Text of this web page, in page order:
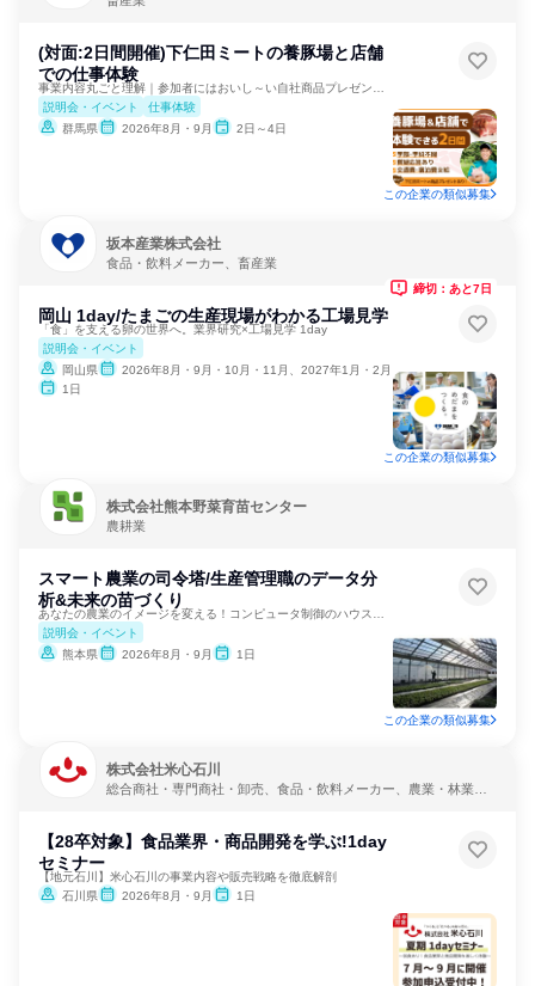
(対面:2日間開催)下仁田ミートの養豚場と店舗
での仕事体験
説明会・イベント
仕事体験
群馬県
2026年8月・9月 2日～4日
この企業の類似募集
坂本産業株式会社
食品・飲料メーカー、畜産業
岡山 1day/たまごの生産現場がわかる工場見学
「食」を支える卵の世界へ。業界研究×工場見学 1day
説明会・イベント
岡山県
2026年8月・9月・10月・11月、2027年1月・2月
1日
締切：あと7日
この企業の類似募集
株式会社熊本野菜育苗センター
農耕業
スマート農業の司令塔/生産管理職のデータ分
析&未来の苗づくり
説明会・イベント
熊本県
2026年8月・9月 1日
この企業の類似募集
株式会社米心石川
総合商社・専門商社・卸売、食品・飲料メーカー、農業・林業・
【28卒対象】食品業界・商品開発を学ぶ!1day
セミナー
【地元石川】米心石川の事業内容や販売戦略を徹底解剖
石川県
2026年8月・9月 1日